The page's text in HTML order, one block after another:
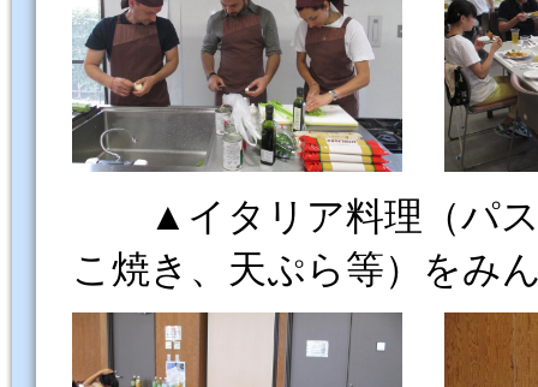
▲イタリア料理（パス
こ焼き、天ぷら等）をみ